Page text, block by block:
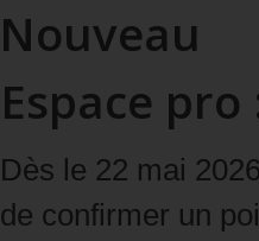
Nouveau
Espace
Dès le 22 mai 2026
de confirmer un